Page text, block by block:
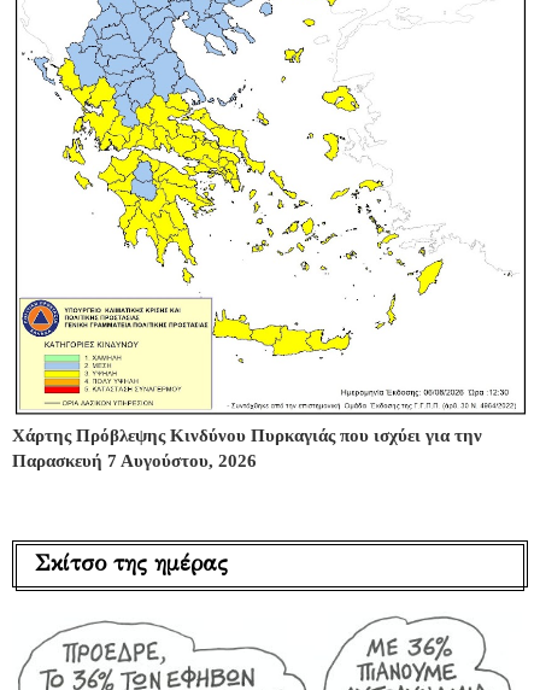
Χάρτης Πρόβλεψης Κινδύνου Πυρκαγιάς που ισχύει για την
Παρασκευή 7 Αυγούστου, 2026
Σκίτσο της ημέρας